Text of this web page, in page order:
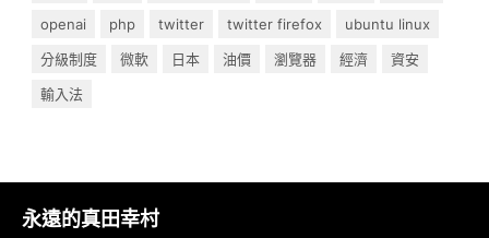
openai
php twitter twitter firefox
ubuntu linux
分級制度
微軟 日本 油價 瀏覽器 經濟
資安
輸入法
永遠的真田幸村